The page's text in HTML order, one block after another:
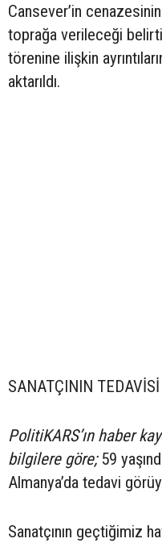
Cansever’in
toprağa verileceği
törenine ilişkin
aktarıldı.
SANATÇININ TEDAVİSİ
PolitiKARS’ın haber
bilgilere göre;59
Almanya’da tedavi
Sanatçının geçtiğimiz